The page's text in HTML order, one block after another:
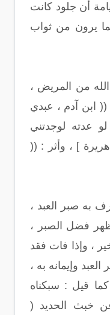
أن جلود كانت
يرون من ثواب
من المريض ،
ابن آدم ، عبدي
عدته لوجدتني
] ، وأثر : ((
به صبر العبد ،
ظهر فضل الصبر ،
، وإذا فات فقد
وإيمانه به ،
كما قيل : سبكناه
عن خبث الحديد (